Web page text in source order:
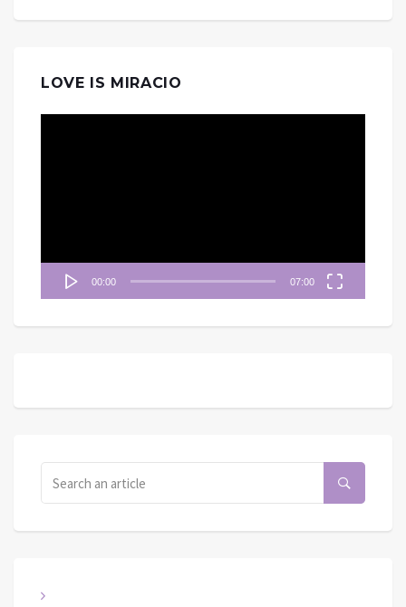
LOVE IS MIRACIO
00:00 07:00